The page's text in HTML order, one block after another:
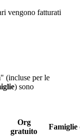
vengono fatturati
(incluse per le
) sono
Org
gratuito
Famiglie